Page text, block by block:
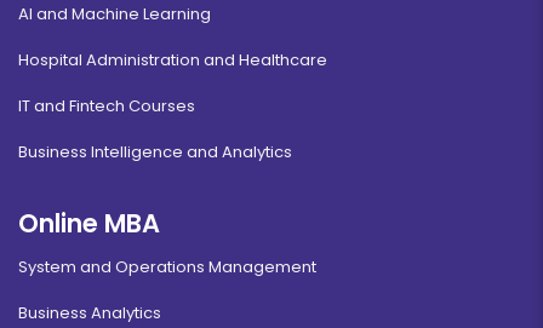
AI and Machine Learning
Hospital Administration and Healthcare
IT and Fintech Courses
Business Intelligence and Analytics
Online MBA
System and Operations Management
Business Analytics